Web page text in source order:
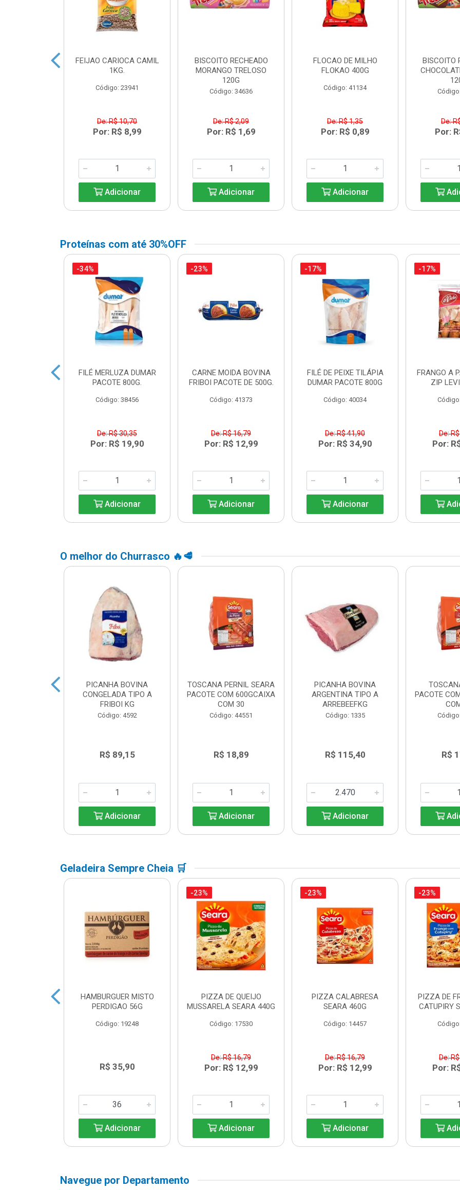
FEIJAO CARIOCA CAMIL
1KG.
Código: 23941
De: R$ 10,70
Por: R$ 8,99
Adicionar
BISCOITO RECHEADO
MORANGO TRELOSO
120G
Código: 34636
De: R$ 2,09
Por: R$ 1,69
Adicionar
FLOCAO DE MILHO
FLOKAO 400G
Código: 41134
De: R$ 1,35
Por: R$ 0,89
Adicionar
BISCOITO
De:
Por:
Proteínas com até 30%OFF
-34%
FILÉ MERLUZA DUMAR
PACOTE 800G.
Código: 38456
De: R$ 30,35
Por: R$ 19,90
Adicionar
-23%
CARNE MOIDA BOVINA
FRIBOI PACOTE DE 500G.
Código: 41373
De: R$ 16,79
Por: R$ 12,99
Adicionar
-17%
FILÉ DE PEIXE TILÁPIA
DUMAR PACOTE 800G
Código: 40034
De: R$ 41,90
Por: R$ 34,90
Adicionar
-17%
FRANGO A
ZIP
De:
Por:
O melhor do Churrasco 🔥🥩
PICANHA BOVINA
CONGELADA TIPO A
FRIBOI KG
Código: 4592
R$ 89,15
Adicionar
TOSCANA PERNIL SEARA
PACOTE COM 600GCAIXA
COM 30
Código: 44551
R$ 18,89
Adicionar
PICANHA BOVINA
ARGENTINA TIPO A
ARREBEEFKG
Código: 1335
R$ 115,40
Adicionar
PACOTE
R$
Geladeira Sempre Cheia 🛒
HAMBURGUER MISTO
PERDIGAO 56G
Código: 19248
R$ 35,90
Adicionar
-23%
PIZZA DE QUEIJO
MUSSARELA SEARA 440G
Código: 17530
De: R$ 16,79
Por: R$ 12,99
Adicionar
-23%
PIZZA CALABRESA
SEARA 460G
Código: 14457
De: R$ 16,79
Por: R$ 12,99
Adicionar
-23%
PIZZA DE
CATUPIRY
De:
Por:
Navegue por Departamento